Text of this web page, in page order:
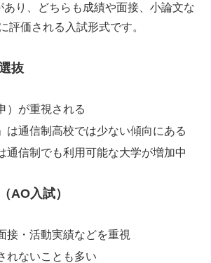
あり、どちらも成績や面接、小論文な
評価される入試形式です。
抜
）が重視される
は通信制高校では少ない傾向にある
通信制でも利用可能な大学が増加中
AO入試）
接・活動実績などを重視
れないことも多い